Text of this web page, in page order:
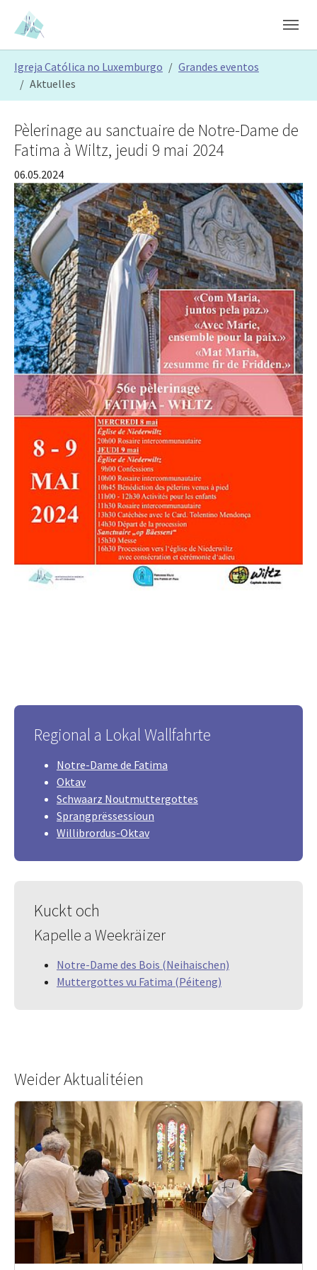
Skip to main content
Skip to page footer
Igreja Católica no Luxemburgo
Grandes eventos
Aktuelles
Pèlerinage au sanctuaire de Notre-Dame de
Fatima à Wiltz, jeudi 9 mai 2024
06.05.2024
Regional a Lokal Wallfahrte
Notre-Dame de Fatima
Oktav
Schwaarz Noutmuttergottes
Sprangprëssessioun
Willibrordus-Oktav
Kuckt och
Kapelle a Weekräizer
Notre-Dame des Bois (Neihaischen)
Muttergottes vu Fatima (Péiteng)
Weider Aktualitéien